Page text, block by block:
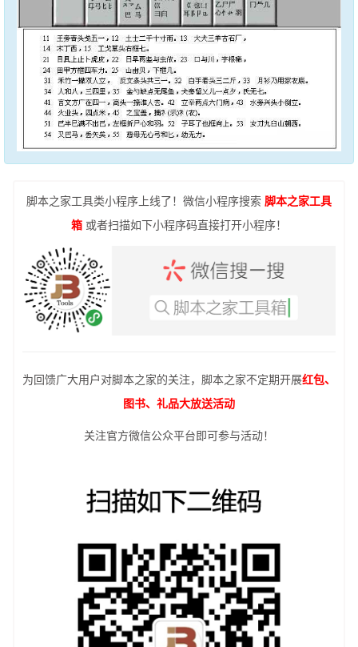
脚本之家工具类小程序上线了！微信小程序搜索 脚本之家工具
箱 或者扫描如下小程序码直接打开小程序！
为回馈广大用户对脚本之家的关注，脚本之家不定期开展红包、
图书、礼品大放送活动
关注官方微信公众平台即可参与活动！